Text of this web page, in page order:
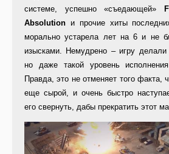
системе, успешно «съедающей»
Absolution и прочие хиты
морально устарела лет на 6 и не
изысками. Немудрено – игру делали
но даже такой уровень
Правда, это не отменяет того факта,
еще сырой, и очень быстро
его свернуть, дабы прекратить этот